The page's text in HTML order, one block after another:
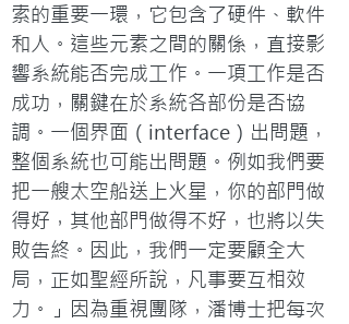
索的重要一環，它包含了硬件、軟件
和人。這些元素之間的關係，直接影
響系統能否完成工作。一項工作是否
成功，關鍵在於系統各部份是否協
調。一個界面（interface）出問題，
整個系統也可能出問題。例如我們要
把一艘太空船送上火星，你的部門做
得好，其他部門做得不好，也將以失
敗告終。因此，我們一定要顧全大
局，正如聖經所說，凡事要互相效
力。」因為重視團隊，潘博士把每次